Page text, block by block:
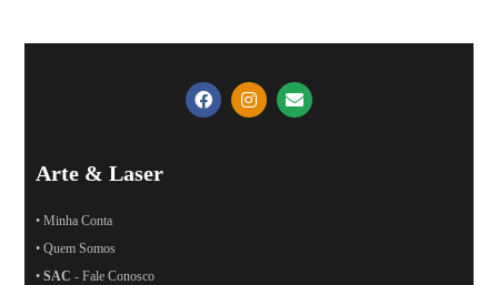
Arte & Laser
• Minha Conta
• Quem Somos
•SAC - Fale Conosco